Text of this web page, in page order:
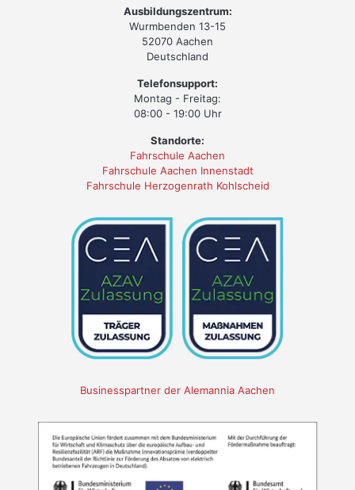
Ausbildungszentrum:
Wurmbenden 13-15
52070 Aachen
Deutschland
Telefonsupport:
Montag - Freitag:
08:00 - 19:00 Uhr
Standorte:
Fahrschule Aachen
Fahrschule Aachen Innenstadt
Fahrschule Herzogenrath Kohlscheid
Businesspartner der Alemannia Aachen